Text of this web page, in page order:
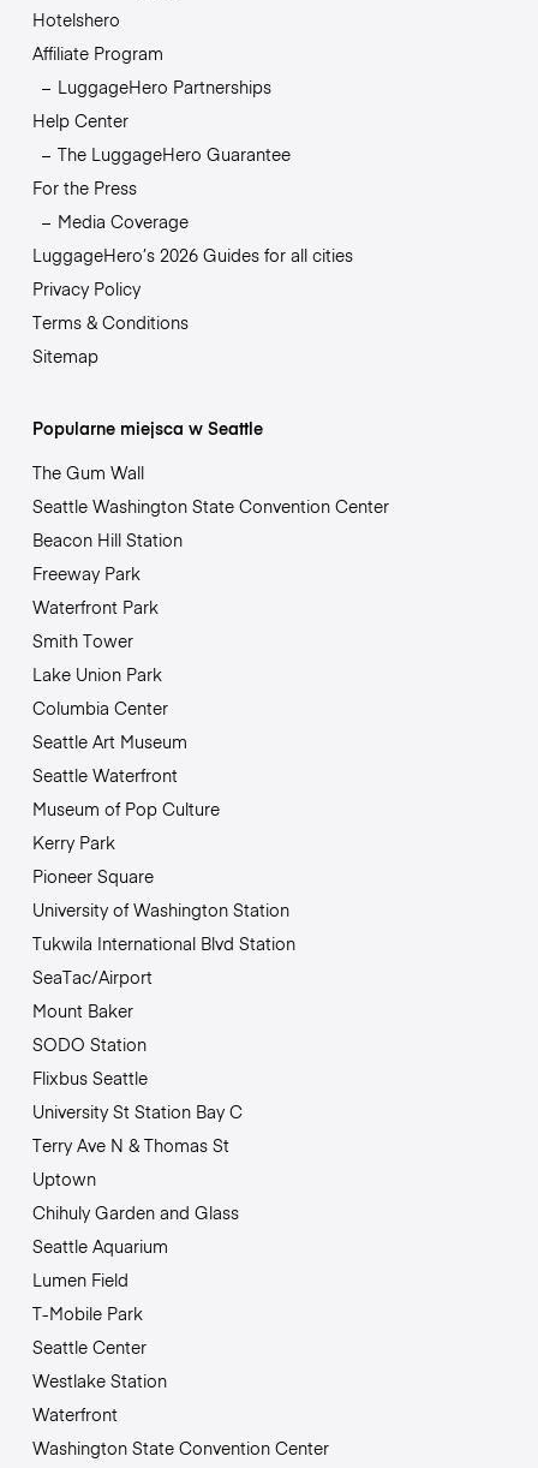
Hotelshero
Affiliate Program
LuggageHero Partnerships
Help Center
The LuggageHero Guarantee
For the Press
Media Coverage
LuggageHero’s 2026 Guides for all cities
Privacy Policy
Terms & Conditions
Sitemap
Popularne miejsca w Seattle
The Gum Wall
Seattle Washington State Convention Center
Beacon Hill Station
Freeway Park
Waterfront Park
Smith Tower
Lake Union Park
Columbia Center
Seattle Art Museum
Seattle Waterfront
Museum of Pop Culture
Kerry Park
Pioneer Square
University of Washington Station
Tukwila International Blvd Station
SeaTac/Airport
Mount Baker
SODO Station
Flixbus Seattle
University St Station Bay C
Terry Ave N & Thomas St
Uptown
Chihuly Garden and Glass
Seattle Aquarium
Lumen Field
T-Mobile Park
Seattle Center
Westlake Station
Waterfront
Washington State Convention Center